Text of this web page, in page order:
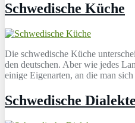
Schwedische Küche
Die schwedische Küche
den deutschen. Aber wie jedes
einige Eigenarten, an die man
Schwedische Dialekte